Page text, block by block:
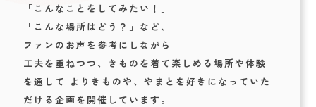
「こんなことをしてみたい！」
「こんな場所はどう？」など、
ファンのお声を参考にしながら
工夫を重ねつつ、きものを着て楽しめる場所や体験
を通して よりきものや、やまとを好きになっていた
だける企画を開催しています。